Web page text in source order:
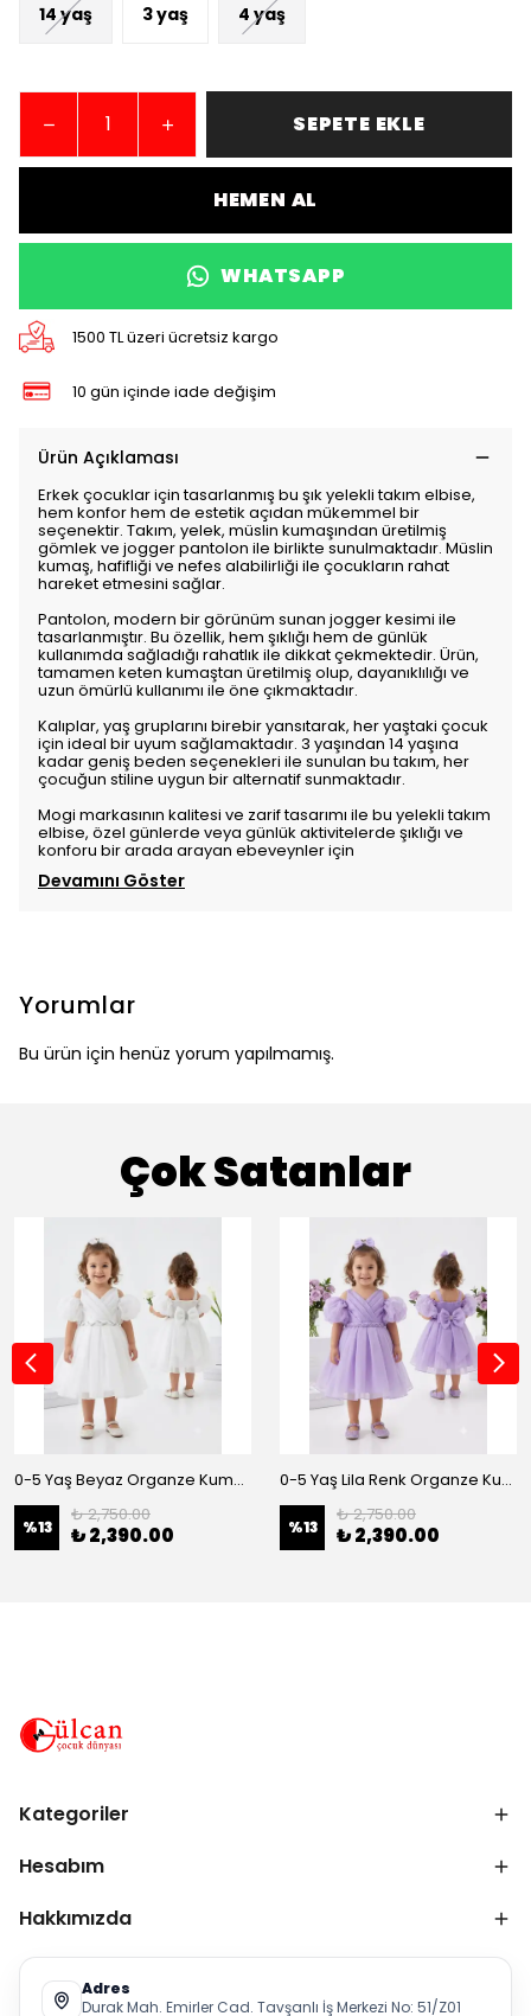
14 yaş 3 yaş 4 yaş
SEPETE EKLE
HEMEN AL
WHATSAPP
1500 TL üzeri ücretsiz kargo
10 gün içinde iade değişim
Ürün Açıklaması
Erkek çocuklar için tasarlanmış bu şık yelekli takım elbise,
hem konfor hem de estetik açıdan mükemmel bir
seçenektir. Takım, yelek, müslin kumaşından üretilmiş
gömlek ve jogger pantolon ile birlikte sunulmaktadır. Müslin
kumaş, hafifliği ve nefes alabilirliği ile çocukların rahat
hareket etmesini sağlar.
Pantolon, modern bir görünüm sunan jogger kesimi ile
tasarlanmıştır. Bu özellik, hem şıklığı hem de günlük
kullanımda sağladığı rahatlık ile dikkat çekmektedir. Ürün,
tamamen keten kumaştan üretilmiş olup, dayanıklılığı ve
uzun ömürlü kullanımı ile öne çıkmaktadır.
Kalıplar, yaş gruplarını birebir yansıtarak, her yaştaki çocuk
için ideal bir uyum sağlamaktadır. 3 yaşından 14 yaşına
kadar geniş beden seçenekleri ile sunulan bu takım, her
çocuğun stiline uygun bir alternatif sunmaktadır.
Mogi markasının kalitesi ve zarif tasarımı ile bu yelekli takım
elbise, özel günlerde veya günlük aktivitelerde şıklığı ve
konforu bir arada arayan ebeveynler için
Devamını Göster
Yorumlar
Bu ürün için henüz yorum yapılmamış.
Çok Satanlar
0-5 Yaş Beyaz Organze Kumaş Bel İnci Kemerli Midi Boy Arkası Lastikli Abiye
%13
₺ 2,750.00
₺ 2,390.00
0-5 Yaş Lila Renk Organze Kumaş Bel İnci Kemerli Midi Boy Arkası Lastikli Abiye
%13
₺ 2,750.00
₺ 2,390.00
Kategoriler
Hesabım
Hakkımızda
Adres
Durak Mah. Emirler Cad. Tavşanlı İş Merkezi No: 51/Z01